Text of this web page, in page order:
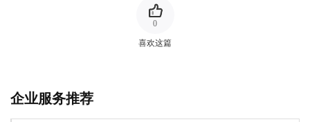
喜欢这篇
0
企业服务推荐